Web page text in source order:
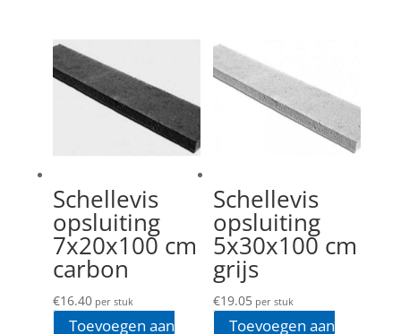
Schellevis
opsluiting
7x20x100 cm
carbon
€16.40per stuk
Toevoegen aan
Schellevis
opsluiting
5x30x100 cm
grijs
€19.05per stuk
Toevoegen aan